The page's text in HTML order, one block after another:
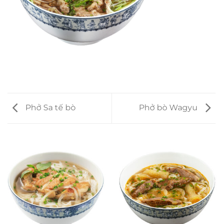
Phở Sa tế bò Phở bò Wagyu